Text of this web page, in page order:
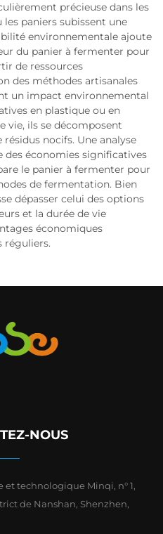
précieuse dans les
paniers subissent une
environnementale ajoute
du panier à fermenter pour
de ressources
des méthodes artisanales
un impact environnemental
en plastique ou en
vie, ils se décomposent
nocifs. Une analyse
des économies significatives
le panier à fermenter pour
de fermentation. Bien
dépasser celui des options
et la durée de vie
économiques
réguliers.
NOUS
et technologique Minqi, n° 1,
de Nanshan, Shenzhen,